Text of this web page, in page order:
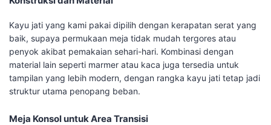
Kayu jati yang kami pakai dipilih dengan kerapatan serat yang
baik, supaya permukaan meja tidak mudah tergores atau
penyok akibat pemakaian sehari-hari. Kombinasi dengan
material lain seperti marmer atau kaca juga tersedia untuk
tampilan yang lebih modern, dengan rangka kayu jati tetap jadi
struktur utama penopang beban.
Meja Konsol untuk Area Transisi